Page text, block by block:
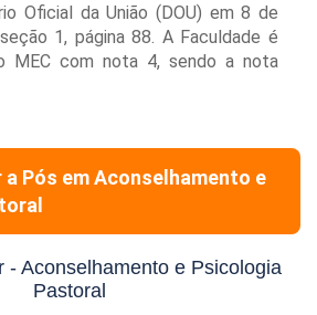
Oficial da União (DOU) em 8 de
1, página 88. A Faculdade é
MEC com nota 4, sendo a nota
a Pós emAconselhamento e
- Aconselhamento e Psicologia
Pastoral